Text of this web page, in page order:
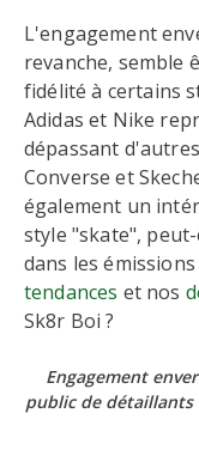
L'engagement
revanche, semble
fidélité à certains
Adidas et Nike
dépassant
Converse et
également un
style "skate",
dans les
tendances et nos
Sk8r Boi ?
Engagement
public de détaillants